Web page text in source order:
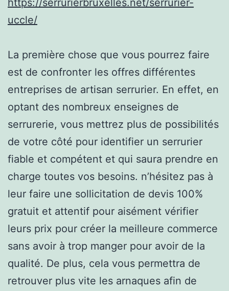
uccle/
La première chose que vous pourrez faire
est de confronter les offres différentes
entreprises de artisan serrurier. En effet, en
optant des nombreux enseignes de
serrurerie, vous mettrez plus de possibilités
de votre côté pour identifier un serrurier
fiable et compétent et qui saura prendre en
charge toutes vos besoins. n’hésitez pas à
leur faire une sollicitation de devis 100%
gratuit et attentif pour aisément vérifier
leurs prix pour créer la meilleure commerce
sans avoir à trop manger pour avoir de la
qualité. De plus, cela vous permettra de
retrouver plus vite les arnaques afin de